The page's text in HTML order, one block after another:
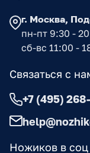
Ножиков в соц
г. Москва,
пн-пт 9:30 -
сб-вс 11:00 -
Связаться с
+7 (495)